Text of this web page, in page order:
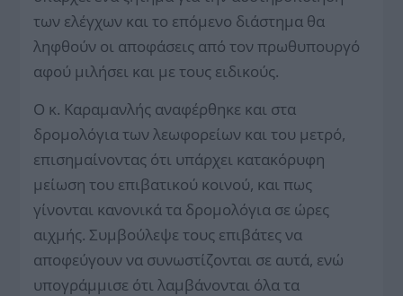
των ελέγχων και το επόμενο διάστημα θα
ληφθούν οι αποφάσεις από τον πρωθυπουργό
αφού μιλήσει και με τους ειδικούς.
Ο κ. Καραμανλής αναφέρθηκε και στα
δρομολόγια των λεωφορείων και του μετρό,
επισημαίνοντας ότι υπάρχει κατακόρυφη
μείωση του επιβατικού κοινού, και πως
γίνονται κανονικά τα δρομολόγια σε ώρες
αιχμής. Συμβούλεψε τους επιβάτες να
αποφεύγουν να συνωστίζονται σε αυτά, ενώ
υπογράμμισε ότι λαμβάνονται όλα τα